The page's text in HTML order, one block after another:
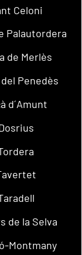
Celoni
Palautordera
de Merlès
Penedès
d´Amunt
de la Selva
Montmany